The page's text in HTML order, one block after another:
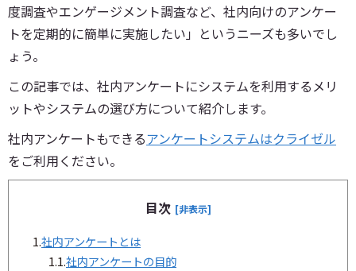
度調査やエンゲージメント調査など、社内向けのアンケー
トを定期的に簡単に実施したい」というニーズも多いでし
ょう。
この記事では、社内アンケートにシステムを利用するメリ
ットやシステムの選び方について紹介します。
社内アンケートもできるアンケートシステムはクライゼル
をご利用ください。
目次 [非表示]
1.社内アンケートとは
1.1.社内アンケートの目的